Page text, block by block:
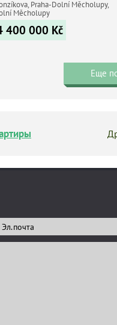
Praha-Dolní Měcholupy,
Měcholupy
400 000 Kč
Еще